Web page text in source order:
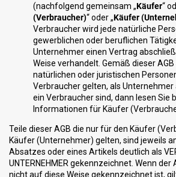
(nachfolgend gemeinsam „Käufer“
(Verbraucher)“ oder „Käufer
Verbraucher wird jede natürliche
gewerblichen oder beruflichen
Unternehmer einen Vertrag
Weise verhandelt. Gemäß dieser
natürlichen oder juristischen
Verbraucher gelten, als Unternehmer
ein Verbraucher sind, dann lesen Sie
Informationen für Käufer
Teile dieser AGB die nur für den Käufer
Käufer (Unternehmer) gelten, sind jeweils
Absatzes oder eines Artikels deutlich als
UNTERNEHMER gekennzeichnet. Wenn der
nicht auf diese Weise gekennzeichnet ist,